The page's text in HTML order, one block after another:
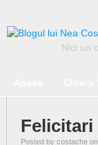
Nici un
Posted by costache